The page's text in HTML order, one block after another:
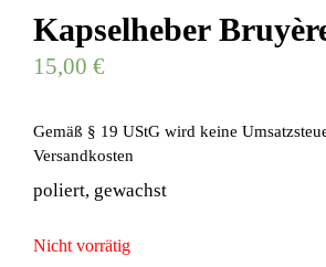
Kapselheber
15,00 €
Gemäß § 19 UStG wird keine
Versandkosten
poliert, gewachst
Nicht vorrätig